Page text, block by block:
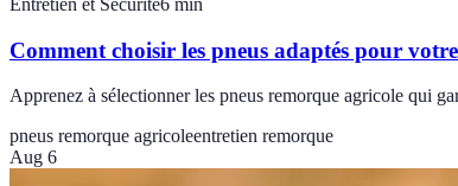
Entretien et Sécurité6 min
Comment choisir les pneus adaptés pour
Apprenez à sélectionner les pneus remorque agricole qui
pneus remorque agricoleentretien remorque
Aug 6